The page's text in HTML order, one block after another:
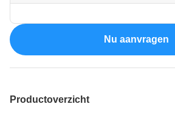
Nu aanvragen
Productoverzicht